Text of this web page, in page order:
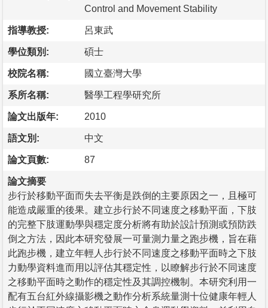
Control and Movement Stability
指導教授: 呂東武
學位類別: 碩士
校院名稱: 國立臺灣大學
系所名稱: 醫學工程學研究所
論文出版年: 2010
語文別: 中文
論文頁數: 87
論文摘要
步行於移動平面而失去平衡是跌倒的主要原因之一，且極可
能造成嚴重的後果。建立步行於不同速度之移動平面，下肢
的完整下肢運動學與穩定度分析將有助於設計預測或預防跌
倒之方法，因此本研究發展一可量測力量之跑步機，旨在藉
此跑步機，建立年輕人步行於不同速度之移動平面時之下肢
力動學資料進而用以評估其穩定性，以瞭解步行於不同速度
之移動平面時之動作的穩定性及其調控機制。本研究利用一
配有五台紅外線攝影機之動作分析系統量測十位健康年輕人